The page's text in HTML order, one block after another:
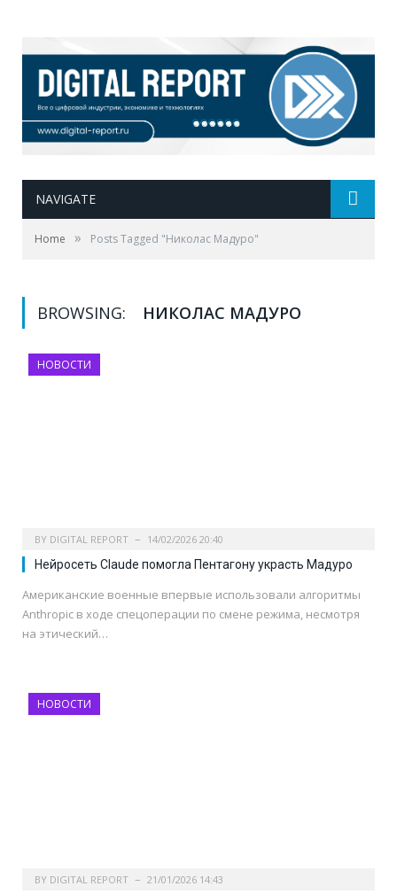
NAVIGATE
Home » Posts Tagged "Николас Мадуро"
BROWSING: НИКОЛАС МАДУРО
НОВОСТИ
BY DIGITAL REPORT 14/02/2026 20:40
Нейросеть Claude помогла Пентагону украсть Мадуро
Американские военные впервые использовали алгоритмы
Anthropic в ходе спецоперации по смене режима, несмотря
на этический…
НОВОСТИ
BY DIGITAL REPORT 21/01/2026 14:43